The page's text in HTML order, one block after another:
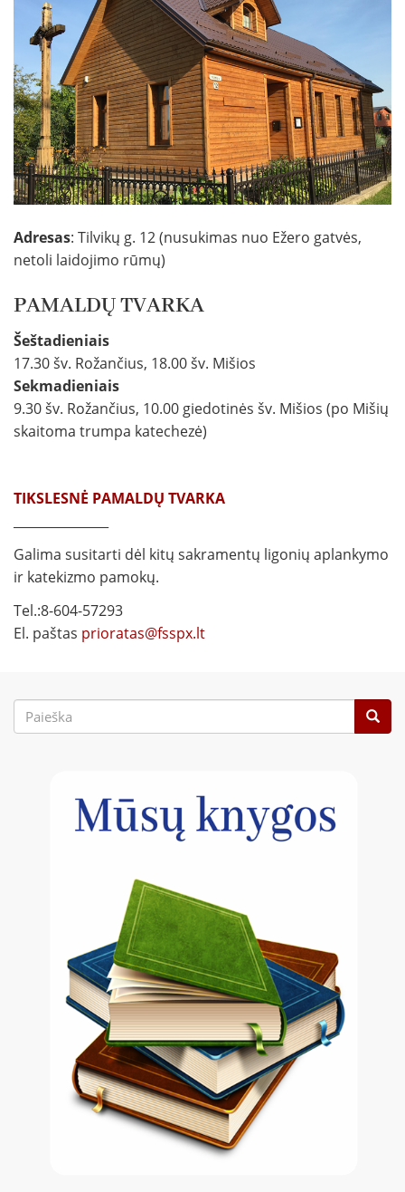
Adresas: Tilvikų g. 12 (nusukimas nuo Ežero gatvės,
netoli laidojimo rūmų)
PAMALDŲ TVARKA
Šeštadieniais
17.30 šv. Rožančius, 18.00 šv. Mišios
Sekmadieniais
9.30 šv. Rožančius, 10.00 giedotinės šv. Mišios (po Mišių
skaitoma trumpa katechezė)
TIKSLESNĖ PAMALDŲ TVARKA
Galima susitarti dėl kitų sakramentų ligonių aplankymo
ir katekizmo pamokų.
Tel.:8-604-57293
El. paštas prioratas@fsspx.lt
Paieškos